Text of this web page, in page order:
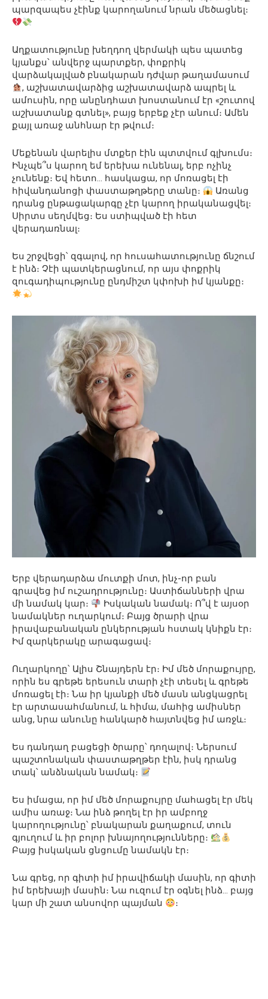
պարզապես չէինք կարողանում նրան մեծացնել։
Աղքատությունը խեղդող վերմակի պես պատեց
կյանքս՝ անվերջ պարտքեր, փոքրիկ
վարձակալված բնակարան դժվար թաղամասում
, աշխատավարձից աշխատավարձ ապրել և
ամուսին, որը անընդհատ խոստանում էր «շուտով
աշխատանք գտնել», բայց երբեք չէր անում։ Ամեն
քայլ առաջ անհնար էր թվում։
Մեքենան վարելիս մտքեր էին պտտվում գլխումս։
Ինչպե՞ս կարող եմ երեխա ունենալ, երբ ոչինչ
չունենք։ Եվ հետո… հասկացա, որ մոռացել էի
հիվանդանոցի փաստաթղթերը տանը։
Առանց
դրանց ընթացակարգը չէր կարող իրականացվել։
Սիրտս սեղմվեց։ Ես ստիպված էի հետ
վերադառնալ։
Ես շրջվեցի՝ զգալով, որ հուսահատությունը ճնշում
է ինձ։ Չէի պատկերացնում, որ այս փոքրիկ
զուգադիպությունը ընդմիշտ կփոխի իմ կյանքը։
Երբ վերադարձա մուտքի մոտ, ինչ-որ բան
գրավեց իմ ուշադրությունը։ Աստիճանների վրա
մի նամակ կար։
Իսկական նամակ։ Ո՞վ է այսօր
նամակներ ուղարկում։ Բայց ծրարի վրա
իրավաբանական ընկերության հստակ կնիքն էր։
Իմ զարկերակը արագացավ։
Ուղարկողը՝ Ալիս Շնայդերն էր։ Իմ մեծ մորաքույրը,
որին ես գրեթե երեսուն տարի չէի տեսել և գրեթե
մոռացել էի։ Նա իր կյանքի մեծ մասն անցկացրել
էր արտասահմանում, և հիմա, մահից ամիսներ
անց, նրա անունը հանկարծ հայտնվեց իմ առջև։
Ես դանդաղ բացեցի ծրարը՝ դողալով։ Ներսում
պաշտոնական փաստաթղթեր էին, իսկ դրանց
տակ՝ անձնական նամակ։
Ես իմացա, որ իմ մեծ մորաքույրը մահացել էր մեկ
ամիս առաջ։ Նա ինձ թողել էր իր ամբողջ
կարողությունը՝ բնակարան քաղաքում, տուն
գյուղում և իր բոլոր խնայողությունները։
Բայց իսկական ցնցումը նամակն էր։
Նա գրեց, որ գիտի իմ իրավիճակի մասին, որ գիտի
իմ երեխայի մասին։ Նա ուզում էր օգնել ինձ… բայց
կար մի շատ անսովոր պայման
։